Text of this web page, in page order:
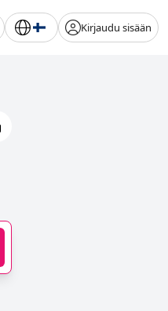
Kirjaudu sisään